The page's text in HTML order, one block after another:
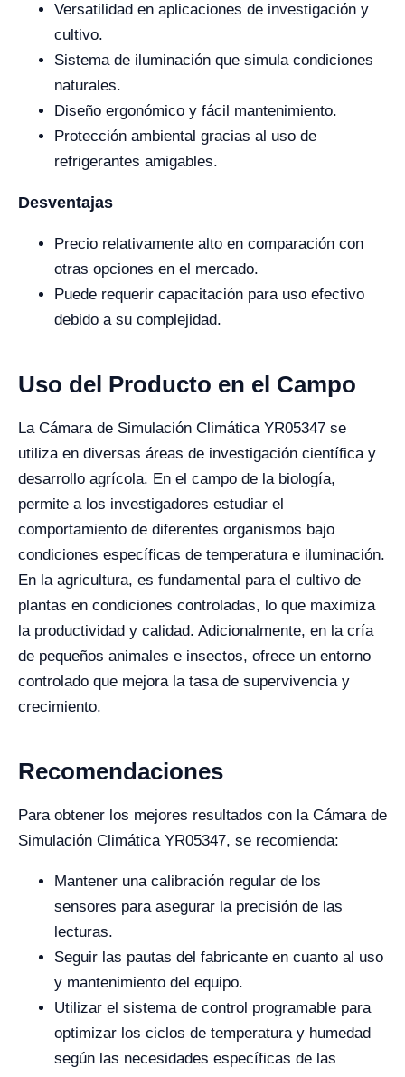
Versatilidad en aplicaciones de investigación y
cultivo.
Sistema de iluminación que simula condiciones
naturales.
Diseño ergonómico y fácil mantenimiento.
Protección ambiental gracias al uso de
refrigerantes amigables.
Desventajas
Precio relativamente alto en comparación con
otras opciones en el mercado.
Puede requerir capacitación para uso efectivo
debido a su complejidad.
Uso del Producto en el Campo
La Cámara de Simulación Climática YR05347 se
utiliza en diversas áreas de investigación científica y
desarrollo agrícola. En el campo de la biología,
permite a los investigadores estudiar el
comportamiento de diferentes organismos bajo
condiciones específicas de temperatura e iluminación.
En la agricultura, es fundamental para el cultivo de
plantas en condiciones controladas, lo que maximiza
la productividad y calidad. Adicionalmente, en la cría
de pequeños animales e insectos, ofrece un entorno
controlado que mejora la tasa de supervivencia y
crecimiento.
Recomendaciones
Para obtener los mejores resultados con la Cámara de
Simulación Climática YR05347, se recomienda:
Mantener una calibración regular de los
sensores para asegurar la precisión de las
lecturas.
Seguir las pautas del fabricante en cuanto al uso
y mantenimiento del equipo.
Utilizar el sistema de control programable para
optimizar los ciclos de temperatura y humedad
según las necesidades específicas de las